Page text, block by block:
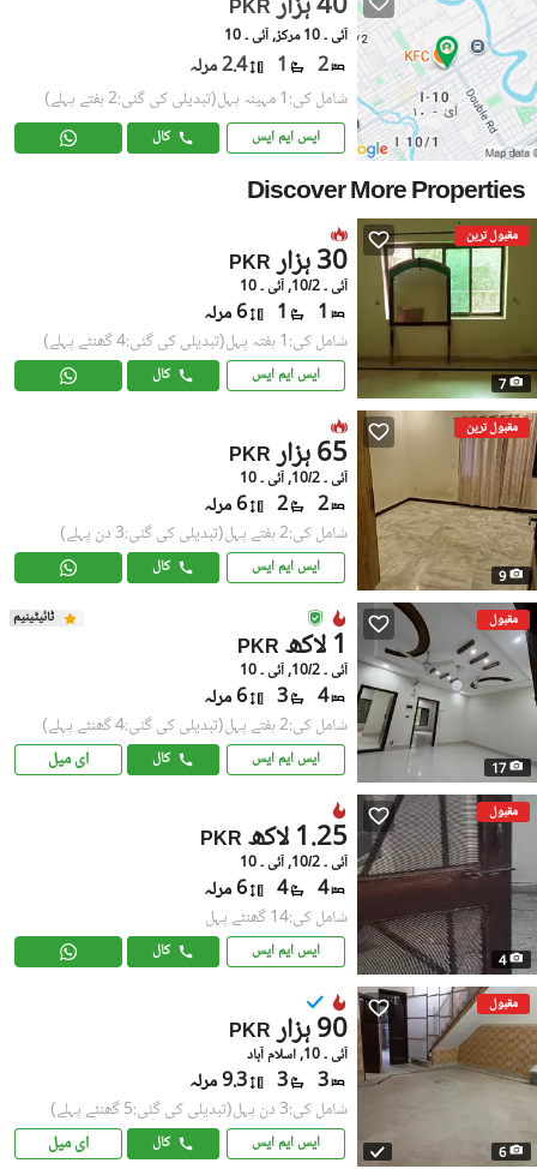
PKR
آئی ۔ 10 مرکز, آئی ۔ 10
2
1 2.4 مرلہ
شامل کی:1 مہینہ پہل (تبدیلی کی گئی:2 ہفتے پہلے)
ایس ایم ایس کال
Discover More Properties
مقبول ترین
7
PKR 30 ہزار
آئی ۔ 10/2, آئی ۔ 10
1
1 6 مرلہ
شامل کی:1 ہفتہ پہل (تبدیلی کی گئی:4 گھنٹے پہلے)
ایس ایم ایس کال
مقبول ترین
9
PKR 65 ہزار
آئی ۔ 10/2, آئی ۔ 10
2
2 6 مرلہ
شامل کی:2 ہفتے پہل (تبدیلی کی گئی:3 دن پہلے)
ایس ایم ایس کال
مقبول
17
ٹائیٹینیم
PKR 1 لاکھ
آئی ۔ 10/2, آئی ۔ 10
4
3 6 مرلہ
شامل کی:2 ہفتے پہل (تبدیلی کی گئی:4 گھنٹے پہلے)
ایس ایم ایس کال ای میل
مقبول
4
PKR 1.25 لاکھ
آئی ۔ 10/2, آئی ۔ 10
4
4 6 مرلہ
شامل کی:14 گھنٹے پہل
ایس ایم ایس کال
مقبول
6
PKR 90 ہزار
آئی ۔ 10, اسلام آباد
3
3 9.3 مرلہ
شامل کی:3 دن پہل (تبدیلی کی گئی:5 گھنٹے پہلے)
ایس ایم ایس کال ای میل